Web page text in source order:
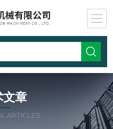
文章
ARTICLES